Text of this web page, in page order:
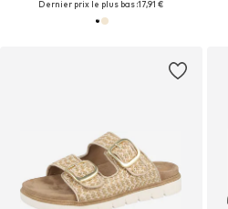
Dernier prix le plus bas :17,91 €